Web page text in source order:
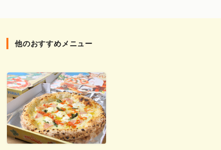
他のおすすめメニュー